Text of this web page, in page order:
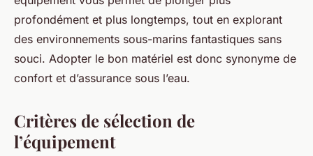
profondément et plus longtemps, tout en explorant
des environnements sous-marins fantastiques sans
souci. Adopter le bon matériel est donc synonyme de
confort et d’assurance sous l’eau.
Critères de sélection de
l’équipement